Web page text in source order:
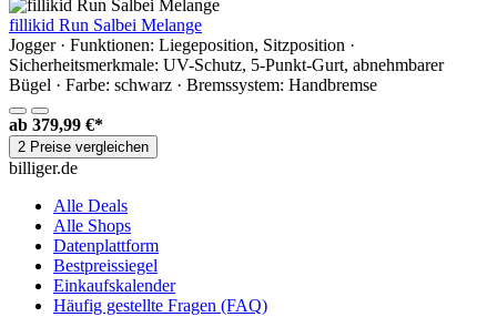
fillikid Run Salbei Melange
Jogger · Funktionen: Liegeposition, Sitzposition ·
Sicherheitsmerkmale: UV-Schutz, 5-Punkt-Gurt, abnehmbarer
Bügel · Farbe: schwarz · Bremssystem: Handbremse
ab 379,99 €*
2 Preise vergleichen
billiger.de
Alle Deals
Alle Shops
Datenplattform
Bestpreissiegel
Einkaufskalender
Häufig gestellte Fragen (FAQ)